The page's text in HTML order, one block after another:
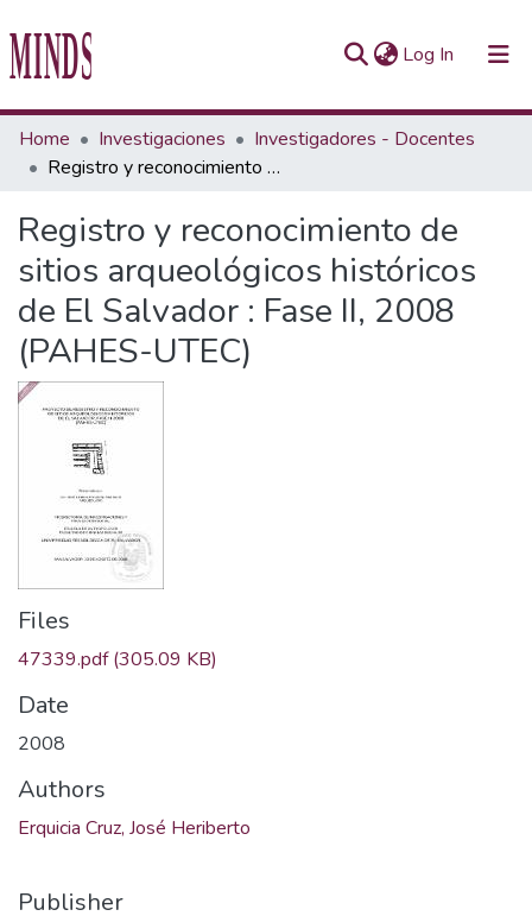
Log In (current)
Communities & Collections
All of Repository UTEC
Statistics
Home Investigaciones
Investigadores - Docentes
Registro y reconocimiento de sitios arqueológicos históricos de El Salvador : Fase II, 2008 (PAHES-UTEC)
Registro y reconocimiento de
sitios arqueológicos históricos
de El Salvador : Fase II, 2008
(PAHES-UTEC)
Files
47339.pdf(305.09 KB)
Date
2008
Authors
Erquicia Cruz, José Heriberto
Publisher